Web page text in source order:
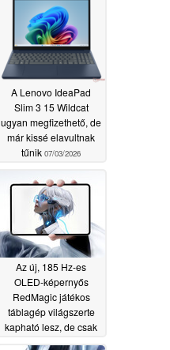
lassabban töltődik
07/06/2026
A Lenovo IdeaPad
Slim 3 15 Wildcat
ugyan megfizethető, de
már kissé elavultnak
tűnik 07/03/2026
Az új, 185 Hz-es
OLED-képernyős
RedMagic játékos
táblagép világszerte
kapható lesz, de csak
07/01/2026